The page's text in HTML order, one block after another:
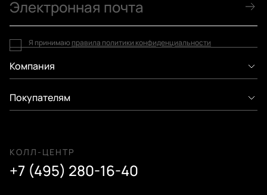
Компания
Покупателям
КОЛЛ-ЦЕНТР
+7 (495) 280-16-40
Я принимаю правила политики конфиденциальности